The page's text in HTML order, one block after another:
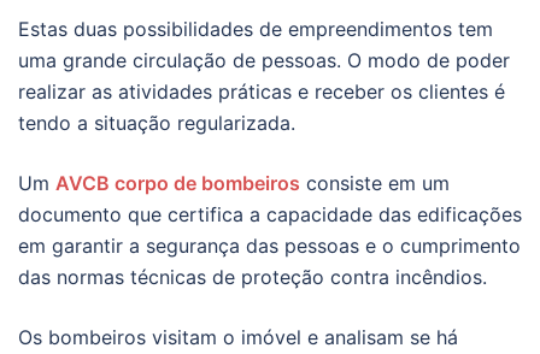
Estas duas possibilidades de empreendimentos tem
uma grande circulação de pessoas. O modo de poder
realizar as atividades práticas e receber os clientes é
tendo a situação regularizada.
Um AVCB corpo de bombeiros consiste em um
documento que certifica a capacidade das edificações
em garantir a segurança das pessoas e o cumprimento
das normas técnicas de proteção contra incêndios.
Os bombeiros visitam o imóvel e analisam se há